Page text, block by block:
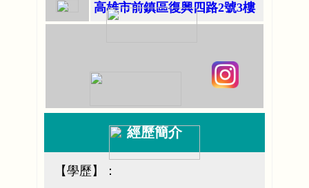
高雄市前鎮區復興四路2號3樓
經歷簡介
【學歷】：